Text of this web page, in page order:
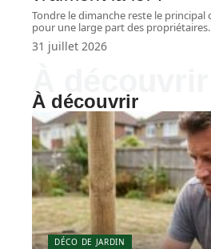
Tondre le dimanche reste le principal
pour une large part des propriétaires.
31 juillet 2026
À découvrir
DÉCO DE JARDIN